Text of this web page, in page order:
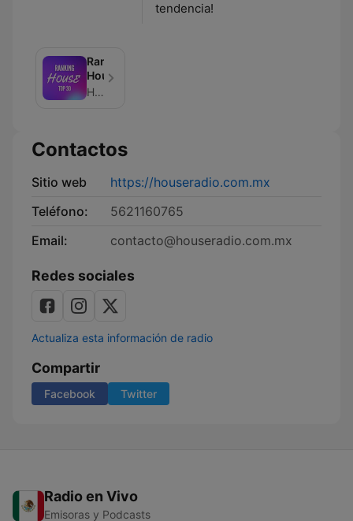
tendencia!
Ranking
House
House Radio
Contactos
Sitio web
https://houseradio.com.mx
Teléfono:
5621160765
Email:
contacto@houseradio.com.mx
Redes sociales
Actualiza esta información de radio
Compartir
Facebook Twitter
Radio en Vivo
Emisoras y Podcasts